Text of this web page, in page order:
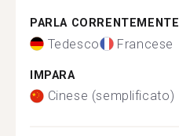
PARLA CORRENTEMENTE
Tedesco Francese
IMPARA
Cinese (semplificato)